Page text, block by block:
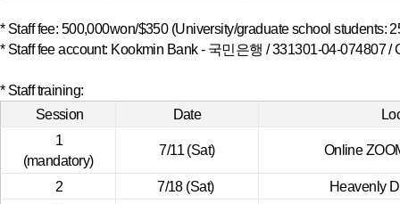
* Staff fee: 500,000won/$350 (University/graduate school students:
* Staff fee account: Kookmin Bank - 국민은행 / 331301-04-074807
* Staff training:
Session
Date
1
(mandatory)
7/11 (Sat) Online
2 7/18 (Sat)
Heavenly